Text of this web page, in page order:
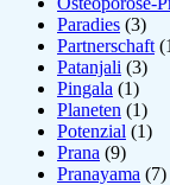
Paradies (3)
Partnerschaft
Patanjali (3)
Pingala (1)
Planeten (1)
Potenzial (1)
Prana (9)
Pranayama (7)